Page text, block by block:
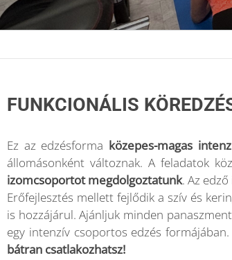
FUNKCIONÁLIS
Ez az edzésforma közepes-magas
állomásonként változnak. A feladatok
izomcsoportot megdolgoztatunk. Az
Erőfejlesztés mellett fejlődik a szív és
is hozzájárul. Ajánljuk minden
egy intenzív csoportos edzés
bátran csatlakozhatsz!